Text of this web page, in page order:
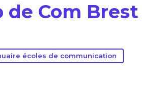
de Com Brest
écoles de communication